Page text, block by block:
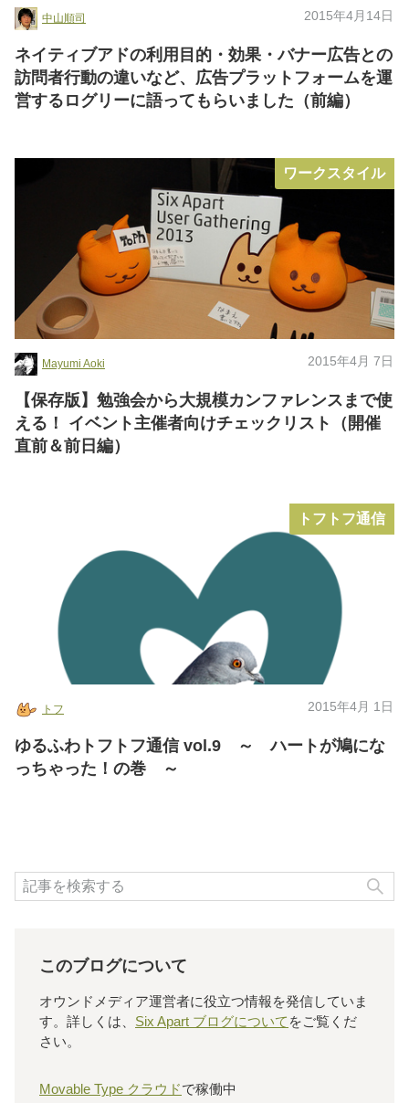
中山順司 2015年4月14日
ネイティブアドの利用目的・効果・バナー広告との
訪問者行動の違いなど、広告プラットフォームを運
営するログリーに語ってもらいました（前編）
ワークスタイル
Mayumi Aoki 2015年4月 7日
【保存版】勉強会から大規模カンファレンスまで使
える！ イベント主催者向けチェックリスト（開催
直前＆前日編）
トフトフ通信
トフ 2015年4月 1日
ゆるふわトフトフ通信 vol.9 ～ ハートが鳩にな
っちゃった！の巻 ～
このブログについて
オウンドメディア運営者に役立つ情報を発信していま
す。詳しくは、 Six Apart ブログについて をご覧くだ
さい。
Movable Type クラウドで稼働中